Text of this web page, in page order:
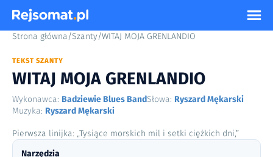
Strona główna/Szanty/WITAJ MOJA GRENLANDIO
TEKST SZANTY
WITAJ MOJA GRENLANDIO
Wykonawca: Badziewie Blues BandSłowa: Ryszard Mękarski
Muzyka: Ryszard Mękarski
Pierwsza linijka: „Tysiące morskich mil i setki ciężkich dni,”
Narzędzia